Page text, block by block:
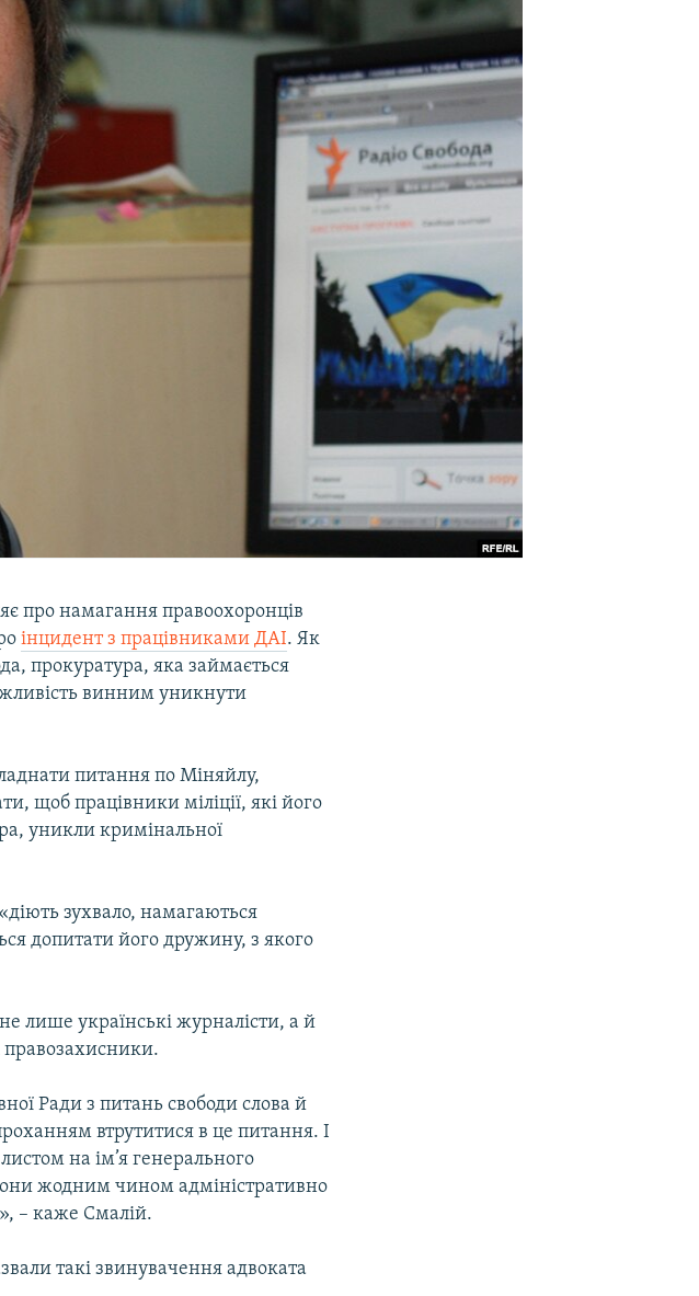
про намагання правоохоронців
інцидент з працівниками ДАІ. Як
прокуратура, яка займається
винним уникнути
питання по Міняйлу,
щоб працівники міліції, які його
уникли кримінальної
зухвало, намагаються
допитати його дружину, з якого
лише українські журналісти, а й
правозахисники.
Ради з питань свободи слова й
втрутитися в це питання. І
на ім’я генерального
жодним чином адміністративно
– каже Смалій.
такі звинувачення адвоката